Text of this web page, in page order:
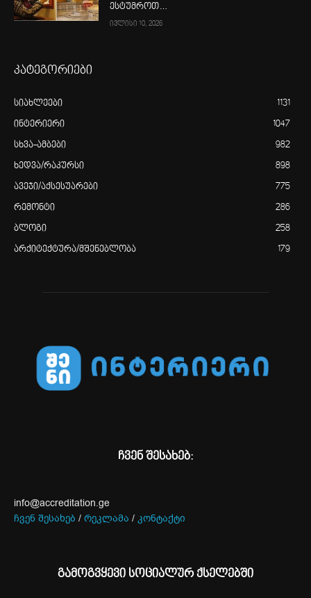
ესტუმროთ…
ივლისი 10, 2026
კატეგორიები
სიახლეები 1131
ინტერიერი 1047
სხვა-ამბები 982
ხედვა/რაკურსი 898
ავეჯი/აქსესუარები 775
რემონტი 286
ბლოგი 258
არქიტექტურა/მშენებლობა 179
ჩვენ შესახებ:
info@accreditation.ge
ჩვენ შესახებ / რეკლამა / კონტაქტი
გამოგვყევი სოციალურ ქსელებში